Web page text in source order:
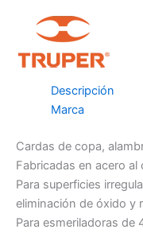
Descripción
Marca
Cardas de copa,
Fabricadas en acero al
Para superficies
eliminación de óxido y
Para esmeriladoras de